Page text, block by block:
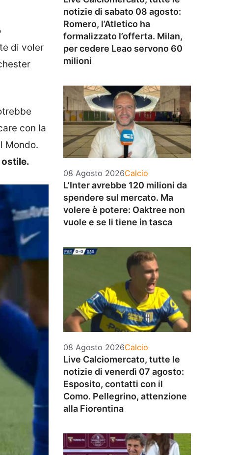
di voler
con la
Mondo.
ostile.
notizie di sabato 08 agosto:
Romero, l’Atletico ha
formalizzato l’offerta. Milan,
per cedere Leao servono 60
milioni
08 Agosto 2026Categorie
Calcio
L’Inter avrebbe 120 milioni da
spendere sul mercato. Ma
volere è potere: Oaktree non
vuole e se li tiene in tasca
08 Agosto 2026Categorie
Calcio
Live Calciomercato, tutte le
notizie di venerdì 07 agosto:
Esposito, contatti con il
Como. Pellegrino, attenzione
alla Fiorentina